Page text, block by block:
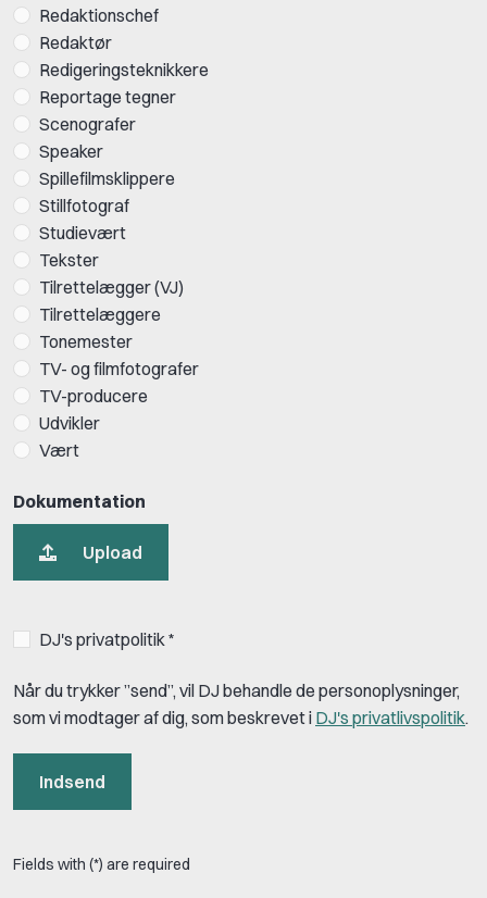
Redaktionschef
Redaktør
Redigeringsteknikkere
Reportage tegner
Scenografer
Speaker
Spillefilmsklippere
Stillfotograf
Studievært
Tekster
Tilrettelægger (VJ)
Tilrettelæggere
Tonemester
TV- og filmfotografer
TV-producere
Udvikler
Vært
Dokumentation
Upload
DJ's privatpolitik *
Når du trykker ”send”, vil DJ behandle de personoplysninger,
som vi modtager af dig, som beskrevet i DJ's privatlivspolitik.
Indsend
Fields with (*) are required